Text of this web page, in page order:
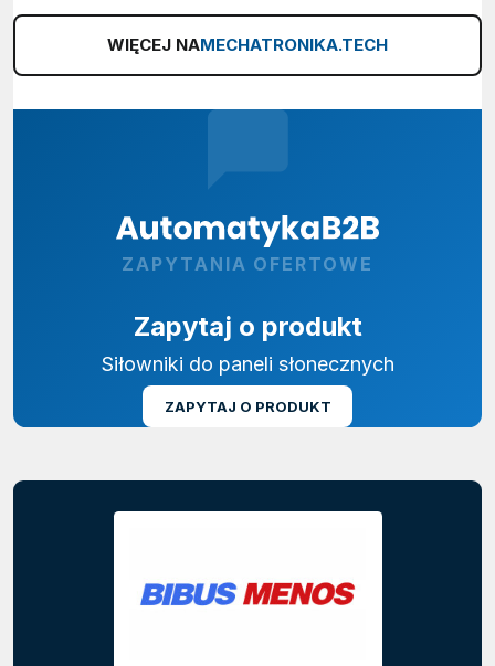
WIĘCEJ NAMECHATRONIKA.TECH
ZAPYTANIA OFERTOWE
Zapytaj o produkt
Siłowniki do paneli słonecznych
ZAPYTAJ O PRODUKT